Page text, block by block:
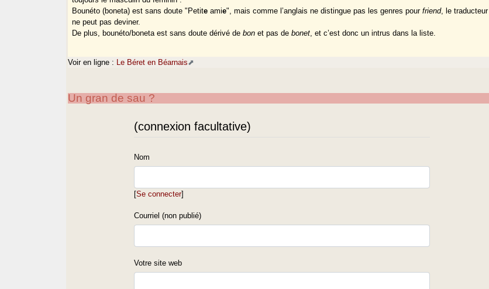
Bounéto (boneta) est sans doute "Petite amie", mais comme l’anglais ne distingue pas les genres pourfriend, le traducteur
ne peut pas deviner.
De plus, bounéto/boneta est sans doute dérivé debon et pas debonet, et c’est donc un intrus dans la liste.
Voir en ligne : Le Béret en Béarnais
Un gran de sau ?
(connexion facultative)
Nom
[Se connecter]
Courriel (non publié)
Votre site web